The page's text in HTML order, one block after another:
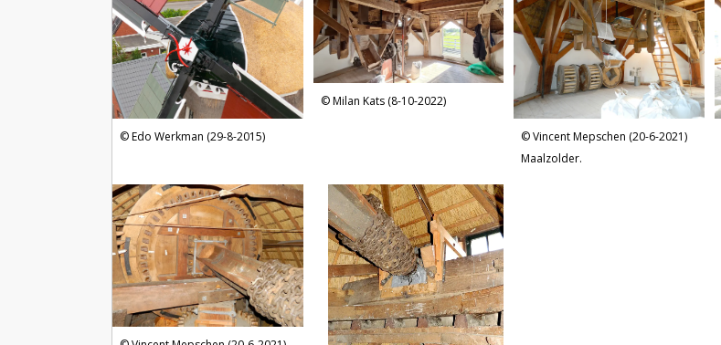
Edo Werkman (29-8-2015)
Milan Kats (8-10-2022)
Vincent Mepschen (20-6-2021)
Maalzolder.